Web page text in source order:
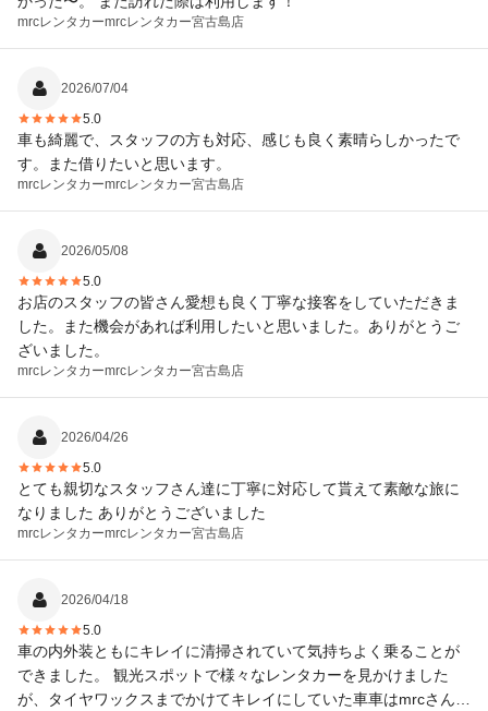
mrcレンタカーmrcレンタカー宮古島店
2026/07/04
5.0
車も綺麗で、スタッフの方も対応、感じも良く素晴らしかったで
す。また借りたいと思います。
mrcレンタカーmrcレンタカー宮古島店
2026/05/08
5.0
お店のスタッフの皆さん愛想も良く丁寧な接客をしていただきま
した。また機会があれば利用したいと思いました。ありがとうご
ざいました。
mrcレンタカーmrcレンタカー宮古島店
2026/04/26
5.0
とても親切なスタッフさん達に丁寧に対応して貰えて素敵な旅に
なりました ありがとうございました
mrcレンタカーmrcレンタカー宮古島店
2026/04/18
5.0
車の内外装ともにキレイに清掃されていて気持ちよく乗ることが
できました。 観光スポットで様々なレンタカーを見かけました
が、タイヤワックスまでかけてキレイにしていた車車はmrcさんだ